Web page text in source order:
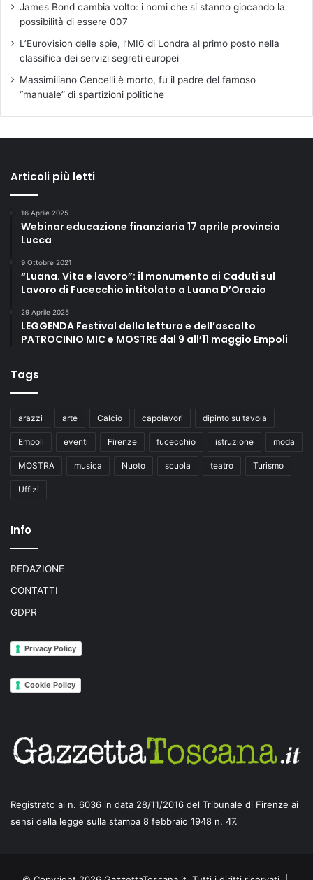
James Bond cambia volto: i nomi che si stanno giocando la
possibilità di essere 007
L’Eurovision delle spie, l’MI6 di Londra al primo posto nella
classifica dei servizi segreti europei
Massimiliano Cencelli è morto, fu il padre del famoso
“manuale” di spartizioni politiche
Articoli più letti
16 Aprile 2025
Webinar educazione finanziaria 17 aprile provincia
Lucca
9 Ottobre 2021
“Luana. Vita e lavoro”: il monumento ai Caduti sul
Lavoro di Fucecchio intitolato a Luana D’Orazio
29 Aprile 2025
LEGGENDA Festival della lettura e dell’ascolto
PATROCINIO MIC e MOSTRE dal 9 all’11 maggio Empoli
Tags
arazzi arte Calcio capolavori dipinto su tavola
Empoli eventi Firenze fucecchio istruzione moda
MOSTRA musica Nuoto scuola teatro Turismo
Uffizi
Info
REDAZIONE
CONTATTI
GDPR
Privacy Policy
Cookie Policy
Registrato al n. 6036 in data 28/11/2016 del Tribunale di Firenze ai
sensi della legge sulla stampa 8 febbraio 1948 n. 47.